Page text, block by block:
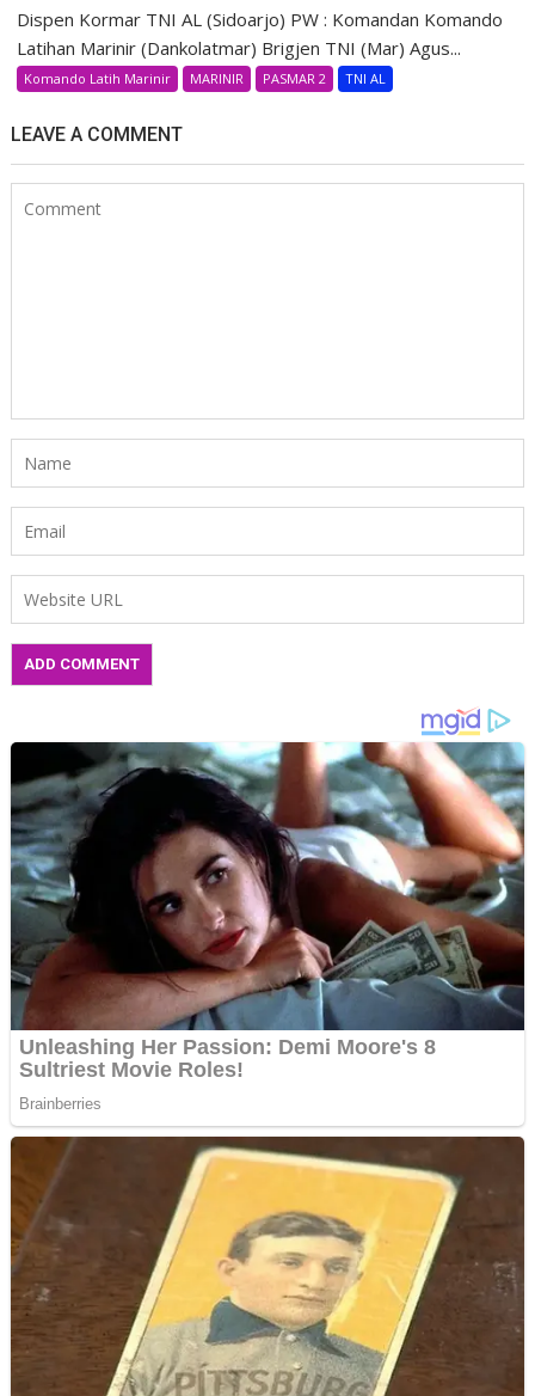
Dispen Kormar TNI AL (Sidoarjo) PW : Komandan Komando
Latihan Marinir (Dankolatmar) Brigjen TNI (Mar) Agus...
Komando Latih Marinir MARINIR PASMAR 2 TNI AL
LEAVE A COMMENT